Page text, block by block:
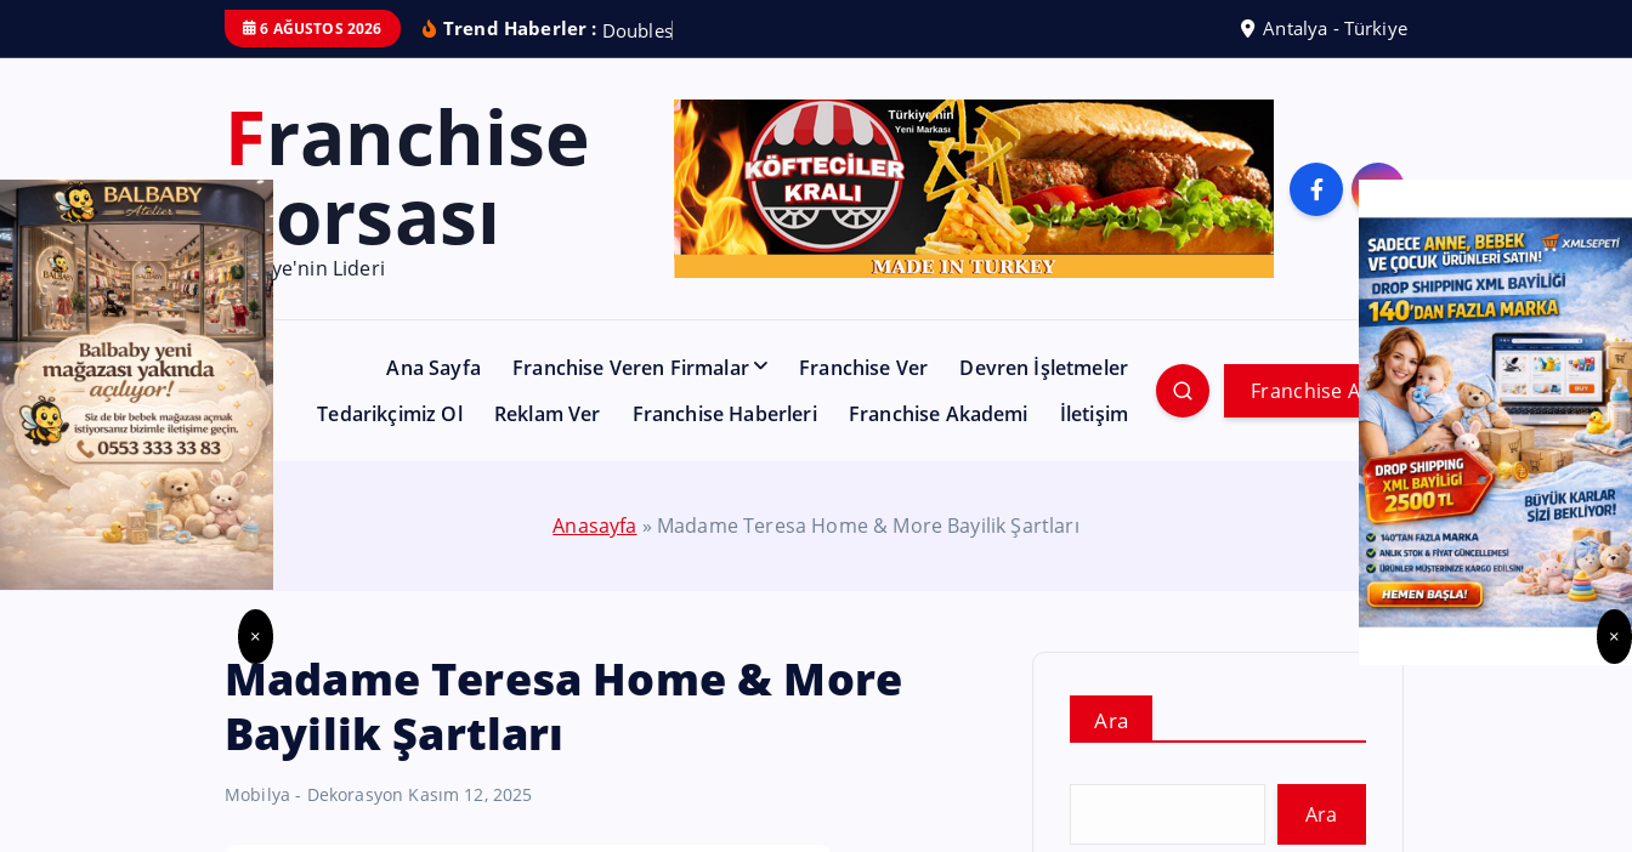
6 AĞUSTOS 2026 Trend Haberler : Doublesh Antalya - Türkiye
Franchise
Borsası
Türkiye'nin Lideri
Ana Sayfa Franchise Veren Firmalar Franchise Ver
Devren İşletmeler
Tedarikçimiz Ol
Reklam Ver Franchise Haberleri Franchise Akademi İletişim
Franchise Ara
Anasayfa » Madame Teresa Home & More Bayilik Şartları
Madame Teresa Home & More
Bayilik Şartları
Mobilya - Dekorasyon Kasım 12, 2025
Ara
Ara
× ×